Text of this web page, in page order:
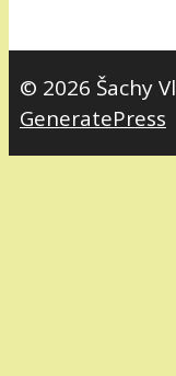
© 2026 Šachy
GeneratePress